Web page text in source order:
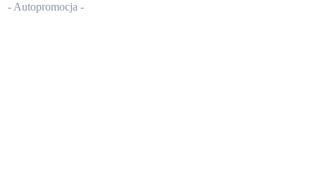
- Autopromocja -